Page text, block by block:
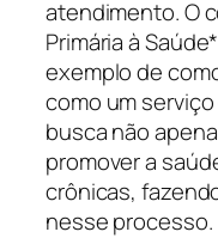
atendimento. O
Primária à
exemplo de
como um
busca não
promover a
crônicas,
nesse processo.